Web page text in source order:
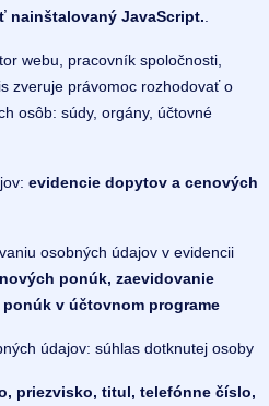
nainštalovaný JavaScript.
webu, pracovník spoločnosti,
zveruje právomoc rozhodovať o
osôb: súdy, orgány, účtovné
evidencie dopytov a cenových
osobných údajov v evidencii
ponúk, zaevidovanie
v účtovnom programe
údajov: súhlas dotknutej osoby
priezvisko, titul, telefónne číslo,